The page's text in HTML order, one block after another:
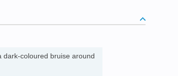
dark-coloured bruise around